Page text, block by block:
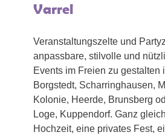
Varrel
Veranstaltungszelte und
anpassbare, stilvolle und
Events im Freien zu gestalten
Borgstedt, Scharringhausen,
Kolonie, Heerde, Brunsberg
Loge, Kuppendorf. Ganz
Hochzeit, eine privates Fest,